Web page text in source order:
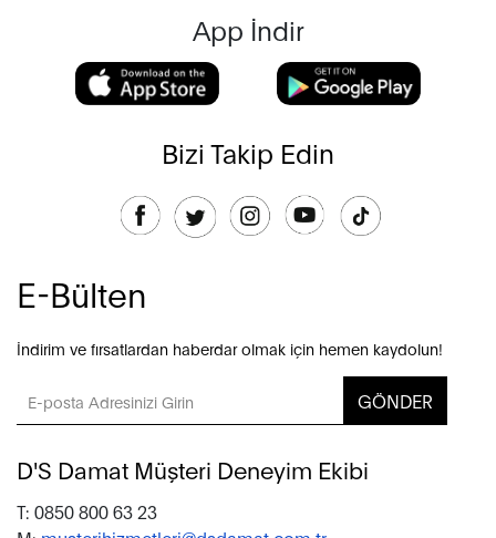
App İndir
Bizi Takip Edin
E-Bülten
İndirim ve fırsatlardan haberdar olmak için hemen kaydolun!
GÖNDER
D'S Damat Müşteri Deneyim Ekibi
T: 0850 800 63 23